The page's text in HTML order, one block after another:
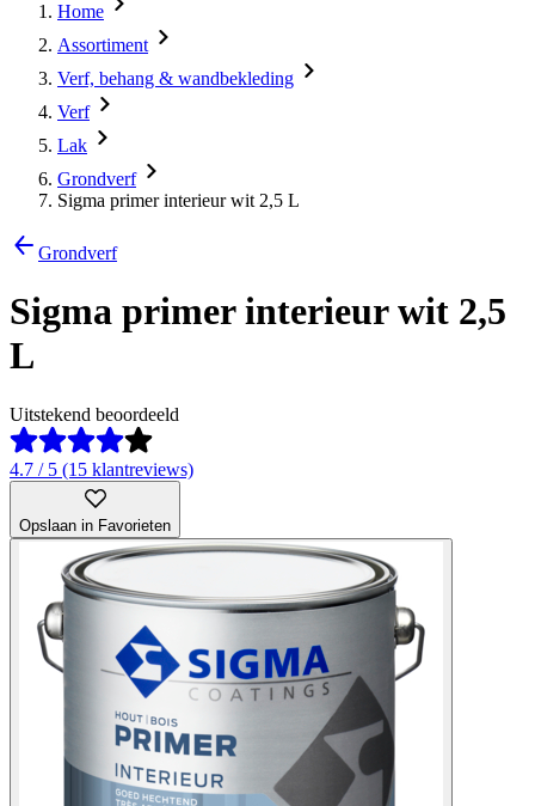
Home
Assortiment
Verf, behang & wandbekleding
Verf
Lak
Grondverf
Sigma primer interieur wit 2,5 L
Grondverf
Sigma primer interieur wit 2,5
L
Uitstekend beoordeeld
4.7 / 5 (15 klantreviews)
Opslaan in Favorieten